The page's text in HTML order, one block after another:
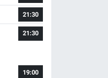
21:30
21:30
19:00